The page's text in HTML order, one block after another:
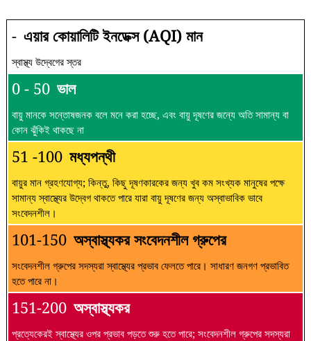
- এয়ার কোয়ালিটি ইনডেক্স (AQI) মান
স্বাস্থ্য উদ্বেগের স্তর
0 - 50 ভাল
বায়ু মানকে সন্তোষজনক বলে মনে করা হচ্ছে, এবং বায়ু দূষণের জন্যে অতি সামান্য বা
কোন ঝুঁকিই থাকছে না
51 -100 মধ্যপন্থী
বায়ুর মান গ্রহণযোগ্য; কিন্তু, কিছু দূষণকারকের জন্য খুব কম সংখ্যক মানুষের পক্ষে
সামান্য স্বাস্থ্যের উদ্বেগ থাকতে পারে যারা বায়ু দূষণের জন্য অস্বাভাবিক ভাবে
সংবেদনশীল।
101-150 অস্বাস্থ্যকর সংবেদনশীল গ্রুপের
সংবেদনশীল গ্রুপের সদস্যরা স্বাস্থ্যের প্রভাব ফেলতে পারে। সাধারণ জনগণ প্রভাবিত
হতে পারে না।
151-200 অস্বাস্থ্যকর
প্রত্যেকেরই স্বাস্থ্যের ওপর প্রভাব পড়তে শুরু হতে পারে; সংবেদনশীল গ্রুপের সদস্যরা